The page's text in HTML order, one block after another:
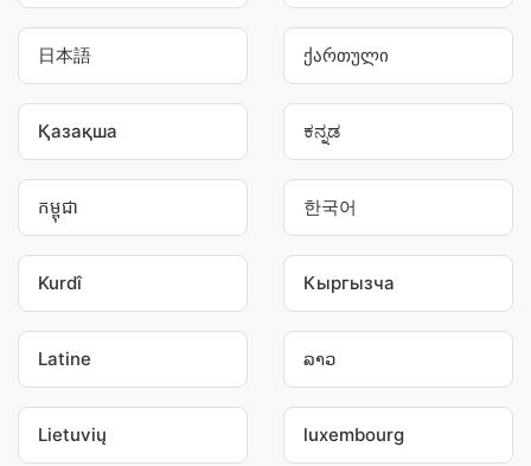
日本語 ქართული
Қазақша ಕನ್ನಡ
កម្ពុជា 한국어
Kurdî Кыргызча
Latine ລາວ
Lietuvių luxembourg